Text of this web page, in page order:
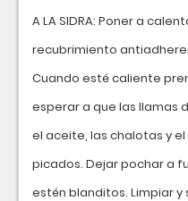
A LA SIDRA: Poner a
recubrimiento
Cuando esté caliente
esperar a que las llamas
el aceite, las chalotas y
picados. Dejar pochar a
estén blanditos. Limpiar y